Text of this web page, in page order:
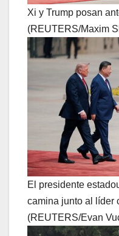
Xi y Trump posan
(REUTERS/Maxim
El presidente
camina junto al líder
(REUTERS/Evan